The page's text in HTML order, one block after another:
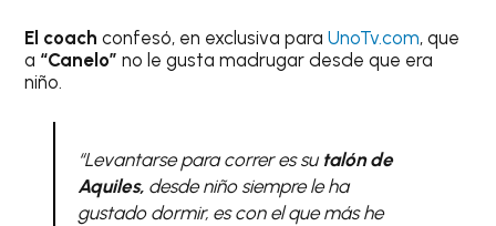
El coach confesó, en exclusiva paraUnoTv.com, que
a “Canelo” no le gusta madrugar desde que era
niño.
“Levantarse para correr es su talón de
Aquiles,desde niño siempre le ha
gustado dormir, es con el que más he